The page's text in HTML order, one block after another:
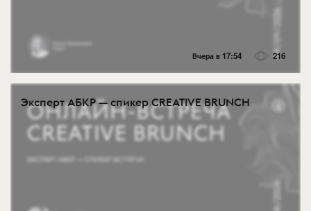
Вчера в 17:54 216
Эксперт АБКР — спикер CREATIVE BRUNCH